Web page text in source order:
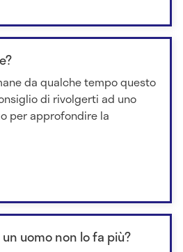
da qualche tempo questo
di rivolgerti ad uno
per approfondire la
uomo non lo fa più?